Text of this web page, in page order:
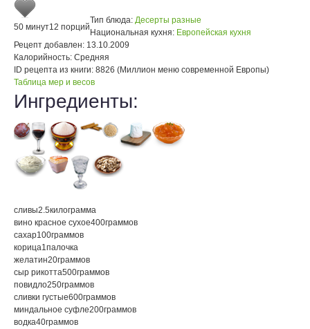
50 минут12 порций
Тип блюда: Десерты разные
Национальная кухня: Европейская кухня
Рецепт добавлен: 13.10.2009
Калорийность: Средняя
ID рецепта из книги: 8826 (Миллион меню современной Европы)
Таблица мер и весов
Ингредиенты:
сливы2.5килограмма
вино красное сухое400граммов
сахар100граммов
корица1палочка
желатин20граммов
сыр рикотта500граммов
повидло250граммов
сливки густые600граммов
миндальное суфле200граммов
водка40граммов